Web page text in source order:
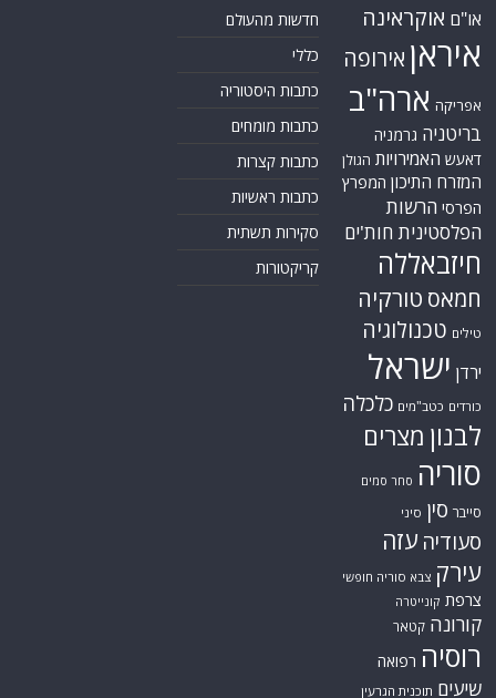
או"ם אוקראינה
איראן אירופה
אפריקה ארה"ב
בריטניה גרמניה
דאעש האמירויות הגולן
המזרח התיכון המפרץ
הפרסי הרשות
הפלסטינית חות'ים
חיזבאללה
חמאס טורקיה
טילים טכנולוגיה
ירדן ישראל
כורדים כטב"מים כלכלה
לבנון מצרים
סוריה סחר סמים
סייבר סין סיני
סעודיה עזה
עירק צבא סוריה חופשי
צרפת קונייטרה
קורונה קטאר
רוסיה רפואה
שיעים תוכנית הגרעין
חדשות מהעולם
כללי
כתבות היסטוריה
כתבות מומחים
כתבות קצרות
כתבות ראשיות
סקירות תשתית
קריקטורות